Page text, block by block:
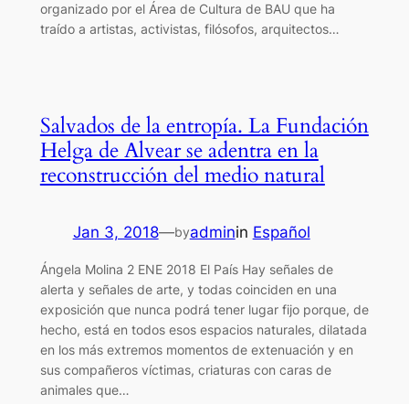
organizado por el Área de Cultura de BAU que ha
traído a artistas, activistas, filósofos, arquitectos…
Salvados de la entropía. La Fundación
Helga de Alvear se adentra en la
reconstrucción del medio natural
Jan 3, 2018—byadminin Español
Ángela Molina 2 ENE 2018 El País Hay señales de
alerta y señales de arte, y todas coinciden en una
exposición que nunca podrá tener lugar fijo porque, de
hecho, está en todos esos espacios naturales, dilatada
en los más extremos momentos de extenuación y en
sus compañeros víctimas, criaturas con caras de
animales que…